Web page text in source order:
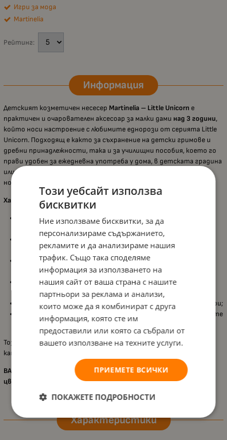
Игри за мода
Martinelia
Рейтинг:
Информация
Детският козметичен несесер Martinelia – Little Unicorn е
практичен и очарователен аксесоар за малки дами над 3 години,
който носи настроение с любимите еднорози от серията Little
Unicorn. Подходящ е както за съхранение на детски гримове и
дребни принадлежности, така и за училищни пособия, което го
прави удобен за ежедневна употреба у дома, в детската градина
или в училище. Несесерът е с компактен размер и е лесен за
носене в раница или чанта, като се предлага без аксесоари.
Характеристики:
Подходящ за децанад 3 години, съобразен с ежедневната
Детски козметичен несесер с дизайн
Little Unicorn
еднорози, които добавят весел акцент;
Подходящ за съхранение на детски гримове
пособия, за по-организирано подреждане;
Компактен и удобен за носене в раница или чанта, за да е
винаги под ръка;
Размер15 х 22 х 3,5 см, подходящ за дребни вещи и аксесоари;
Предлага се
, което позволява да го използвате
според нуждите на детето.
Този несесер е чудесен избор за дете, което обича еднорози,
като съчетава практичност и красив дизайн за всеки ден.
ВАЖНО!!! Асортимент! Доставка според наличните
цветове!
Обявената цена е за 1 брой!
Характеристики
Този уебсайт използва
бисквитки
Ние използваме бисквитки, за да
персонализираме съдържанието,
рекламите и да анализираме нашия
трафик. Също така споделяме
информация за използването на
нашия сайт от ваша страна с нашите
партньори за реклама и анализи,
които може да я комбинират с друга
информация, която сте им
предоставили или която са събрали от
вашето използване на техните услуги.
ПРИЕМЕТЕ ВСИЧКИ
ПОКАЖЕТЕ ПОДРОБНОСТИ